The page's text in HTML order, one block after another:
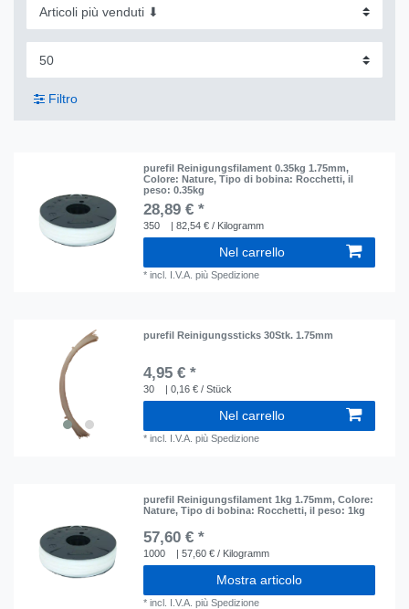
Filtro
purefil Reinigungsfilament 0.35kg 1.75mm,
Colore: Nature, Tipo di bobina: Rocchetti, il
peso: 0.35kg
28,89 € *
350 | 82,54 € / Kilogramm
Nel carrello
*incl. I.V.A. piùSpedizione
purefil Reinigungssticks 30Stk. 1.75mm
4,95 € *
30 | 0,16 € / Stück
Nel carrello
*incl. I.V.A. piùSpedizione
purefil Reinigungsfilament 1kg 1.75mm, Colore:
Nature, Tipo di bobina: Rocchetti, il peso: 1kg
57,60 € *
1000 | 57,60 € / Kilogramm
Mostra articolo
*incl. I.V.A. piùSpedizione